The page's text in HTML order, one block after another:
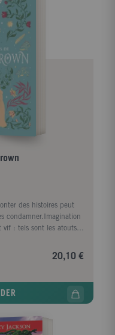
Cet ouvrage, basé sur
orientale, nous livre de
sur l'ésotérisme du
révélé en Occident.
des histoires peut
condamner.Imagination
vif : tels sont les atouts
rêver les autres et
Le conte de sa propre
y fait la rencontre du
Leurs destins
de bals étincelants et
20,10 €